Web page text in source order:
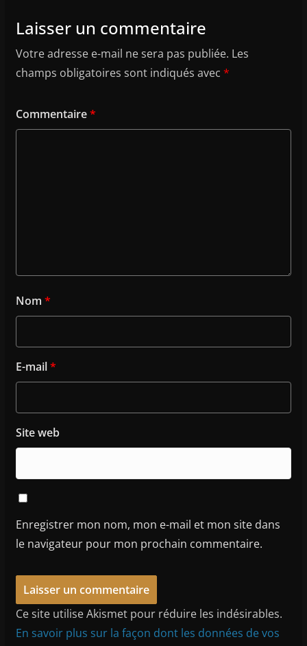
Laisser un commentaire
Votre adresse e-mail ne sera pas publiée. Les
champs obligatoires sont indiqués avec *
Commentaire*
Nom *
E-mail*
Site web
Enregistrer mon nom, mon e-mail et mon site dans
le navigateur pour mon prochain commentaire.
Ce site utilise Akismet pour réduire les indésirables.
En savoir plus sur la façon dont les données de vos